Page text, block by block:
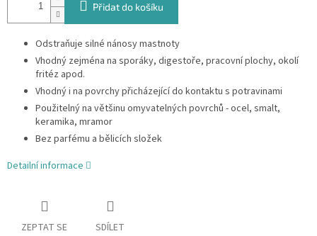
Přidat do košíku
Odstraňuje silné nánosy mastnoty
Vhodný zejména na sporáky, digestoře, pracovní plochy, okolí
fritéz apod.
Vhodný i na povrchy přicházející do kontaktu s potravinami
Použitelný na většinu omyvatelných povrchů - ocel, smalt,
keramika, mramor
Bez parfému a bělicích složek
Detailní informace
ZEPTAT SE SDÍLET